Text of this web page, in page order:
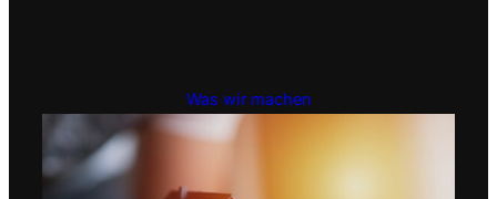
Was wir machen